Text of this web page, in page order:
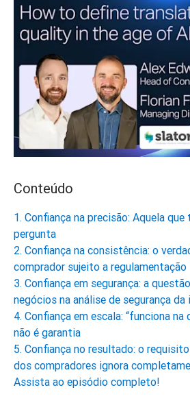
Conteúdo
1. Confiança na precisão: Aquela
pergunta
2. Confiança na consistência: o
comprador sujeito a regulamentação
3. Confiança em segurança: a
negócios na análise de segurança
4. Confiança em escala: “funciona na
não é garantia
5. Confiança no resultado: o
dos compradores ignora
Assista ao episódio completo!